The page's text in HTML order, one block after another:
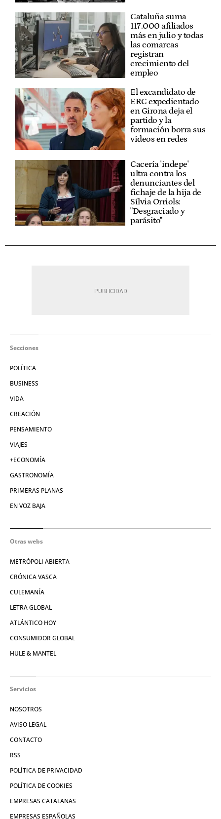
Cataluña suma
117.000 afiliados
más en julio y todas
las comarcas
registran
crecimiento del
empleo
El excandidato de
ERC expedientado
en Girona deja el
partido y la
formación borra sus
vídeos en redes
Cacería 'indepe'
ultra contra los
denunciantes del
fichaje de la hija de
Sílvia Orriols:
"Desgraciado y
parásito"
Secciones
POLÍTICA
BUSINESS
VIDA
CREACIÓN
PENSAMIENTO
VIAJES
+ECONOMÍA
GASTRONOMÍA
PRIMERAS PLANAS
EN VOZ BAJA
Otras webs
METRÓPOLI ABIERTA
CRÓNICA VASCA
CULEMANÍA
LETRA GLOBAL
ATLÁNTICO HOY
CONSUMIDOR GLOBAL
HULE & MANTEL
Servicios
NOSOTROS
AVISO LEGAL
CONTACTO
RSS
POLÍTICA DE PRIVACIDAD
POLÍTICA DE COOKIES
EMPRESAS CATALANAS
EMPRESAS ESPAÑOLAS